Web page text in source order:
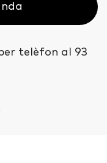
93
telèfon al
629
629
629